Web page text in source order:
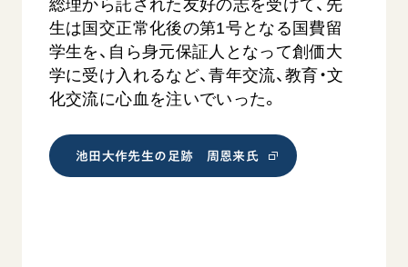
総理から託された友好の志を受けて、先
生は国交正常化後の第1号となる国費留
学生を、自ら身元保証人となって創価大
学に受け入れるなど、青年交流、教育・文
化交流に心血を注いでいった。
池田大作先生の足跡 周恩来氏